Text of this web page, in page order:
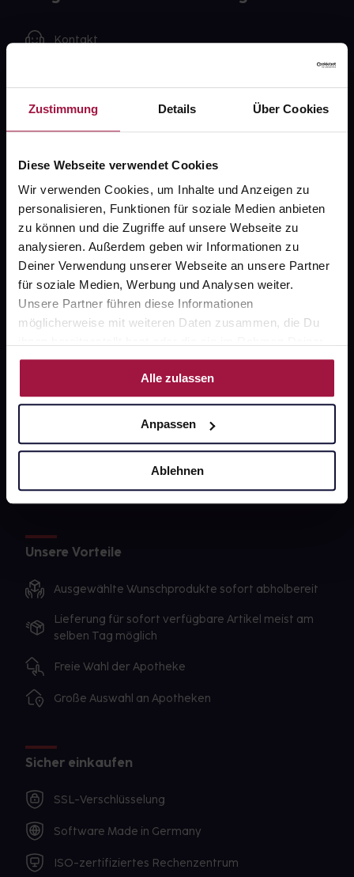
Zustimmung Details Über Cookies
Diese Webseite verwendet Cookies
Wir verwenden Cookies, um Inhalte und Anzeigen zu
personalisieren, Funktionen für soziale Medien anbieten
zu können und die Zugriffe auf unsere Webseite zu
analysieren. Außerdem geben wir Informationen zu
Deiner Verwendung unserer Webseite an unsere Partner
für soziale Medien, Werbung und Analysen weiter.
Unsere Partner führen diese Informationen
möglicherweise mit weiteren Daten zusammen, die Du
Nutzung der Dienste gesammelt haben.
Alle zulassen
Anpassen
Ablehnen
Kontakt
Widerrufsformular
gesund.de
Über uns
Karriere
Newsletter
PAYBACK
Sanitätshäuser
Impressum
Unsere Vorteile
Ausgewählte Wunschprodukte sofort abholbereit
Lieferung für sofort verfügbare Artikel meist am
selben Tag möglich
Freie Wahl der Apotheke
Große Auswahl an Apotheken
Sicher einkaufen
SSL-Verschlüsselung
Software Made in Germany
ISO-zertifiziertes Rechenzentrum